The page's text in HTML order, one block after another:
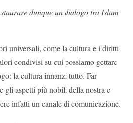
dunque un dialogo tra Islam
universali, come la cultura e i diritti
condivisi su cui possiamo gettare
la cultura innanzi tutto. Far
gli aspetti più nobili della nostra e
infatti un canale di comunicazione.